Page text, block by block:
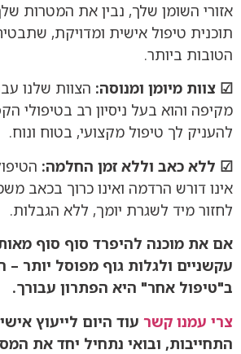
אזורי השומן שלך, נבין את המטרות
תוכנית טיפול אישית ומדויקת,
הטובות ביותר.
☑ צוות מיומן ומנוסה: הצוות שלנו
מקיפה והוא בעל ניסיון רב בטיפולי
להעניק לך טיפול מקצועי, בטוח ונוח.
☑ ללא כאב וללא זמן החלמה:
אינו דורש הרדמה ואינו כרוך בכאב
לחזור מיד לשגרת יומך, ללא הגבלות.
אם את מוכנה להיפרד סוף סוף
עקשניים ולגלות גוף מפוסל יותר
ב"טיפול אחר" היא הפתרון עבורך.
צרי עמנו קשר עוד היום לייעוץ
התחייבות, ובואי נתחיל יחד את